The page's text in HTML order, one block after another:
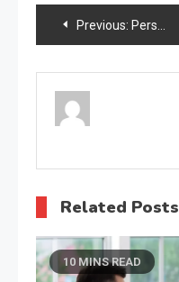
Nawigacja
wpisu
Previous: Personalizowane prezenty dla nauczyciela
Related Posts
10 MINS READ